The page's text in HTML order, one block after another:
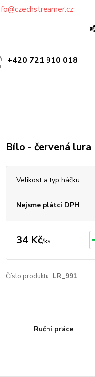
+420 721 910 018
Bílo - červená lura
Velikost a typ háčku
Nejsme plátci DPH
34 Kč/ks
Číslo produktu: LR_991
Ruční práce